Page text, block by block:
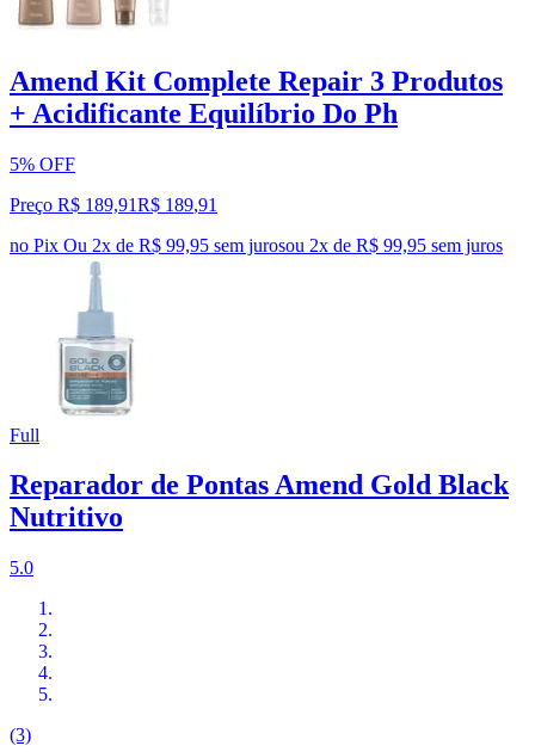
Amend Kit Complete Repair 3 Produtos
+ Acidificante Equilíbrio Do Ph
5% OFF
Preço R$ 189,91R$ 189,91
no Pix Ou 2x de R$ 99,95 sem jurosou 2x de R$ 99,95 sem juros
Full
Reparador de Pontas Amend Gold Black
Nutritivo
5.0
(3)